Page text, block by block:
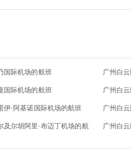
国际机场的航班 广州白
国际机场的航班 广州白
伊·阿基诺国际机场的航班 广州白
及尔胡阿里·布迈丁机场的航
广州白